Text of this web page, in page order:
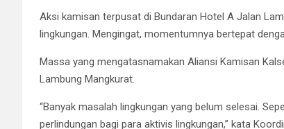
Aksi kamisan terpusat di Bundaran Hotel A Jalan
lingkungan. Mengingat, momentumnya bertepat
Massa yang mengatasnamakan Aliansi Kamisan
Lambung Mangkurat.
“Banyak masalah lingkungan yang belum selesai.
perlindungan bagi para aktivis lingkungan,” kata